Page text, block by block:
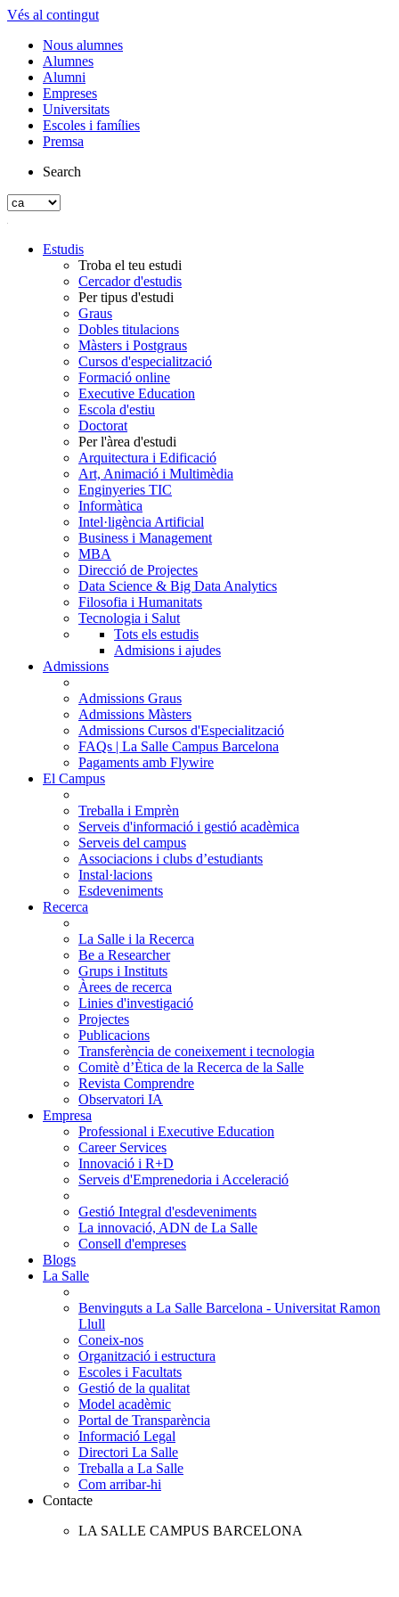
Vés al contingut
Nous alumnes
Alumnes
Alumni
Empreses
Universitats
Escoles i famílies
Premsa
Search
Estudis
Troba el teu estudi
Cercador d'estudis
Per tipus d'estudi
Graus
Dobles titulacions
Màsters i Postgraus
Cursos d'especialització
Formació online
Executive Education
Escola d'estiu
Doctorat
Per l'àrea d'estudi
Arquitectura i Edificació
Art, Animació i Multimèdia
Enginyeries TIC
Informàtica
Intel·ligència Artificial
Business i Management
MBA
Direcció de Projectes
Data Science & Big Data Analytics
Filosofia i Humanitats
Tecnologia i Salut
Tots els estudis
Admisions i ajudes
Admissions
Admissions Graus
Admissions Màsters
Admissions Cursos d'Especialització
FAQs | La Salle Campus Barcelona
Pagaments amb Flywire
El Campus
Treballa i Emprèn
Serveis d'informació i gestió acadèmica
Serveis del campus
Associacions i clubs d’estudiants
Instal·lacions
Esdeveniments
Recerca
La Salle i la Recerca
Be a Researcher
Grups i Instituts
Àrees de recerca
Linies d'investigació
Projectes
Publicacions
Transferència de coneixement i tecnologia
Comitè d’Ètica de la Recerca de la Salle
Revista Comprendre
Observatori IA
Empresa
Professional i Executive Education
Career Services
Innovació i R+D
Serveis d'Emprenedoria i Acceleració
Gestió Integral d'esdeveniments
La innovació, ADN de La Salle
Consell d'empreses
Blogs
La Salle
Benvinguts a La Salle Barcelona - Universitat Ramon
Llull
Coneix-nos
Organització i estructura
Escoles i Facultats
Gestió de la qualitat
Model acadèmic
Portal de Transparència
Informació Legal
Directori La Salle
Treballa a La Salle
Com arribar-hi
Contacte
LA SALLE CAMPUS BARCELONA